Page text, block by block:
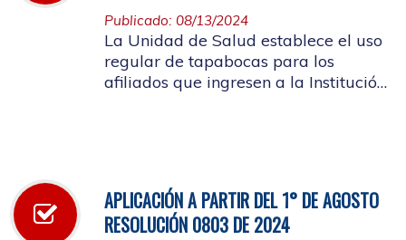
Publicado: 08/13/2024
La Unidad de Salud establece el uso
regular de tapabocas para los
afiliados que ingresen a la Institución
APLICACIÓN A PARTIR DEL 1° DE AGOSTO
RESOLUCIÓN 0803 DE 2024